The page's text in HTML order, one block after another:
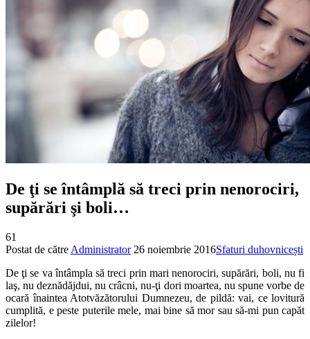
De ţi se întâmplă să treci prin nenorociri,
supărări şi boli…
61
Postat de către Administrator 26 noiembrie 2016Sfaturi duhovnicești
De ţi se va întâmpla să treci prin mari nenorociri, supărări, boli, nu fi
laş, nu deznădăjdui, nu crâcni, nu-ţi dori moartea, nu spune vorbe de
ocară înaintea Atotvăzătorului Dumnezeu, de pildă: vai, ce lovitură
cumplită, e peste puterile mele, mai bine să mor sau să-mi pun capăt
zilelor!